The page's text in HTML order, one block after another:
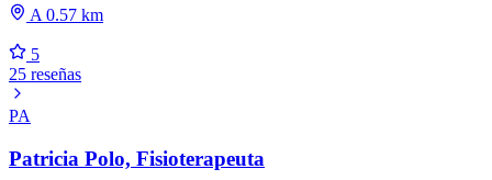
A 0.57 km
5
25 reseñas
PA
Patricia Polo, Fisioterapeuta